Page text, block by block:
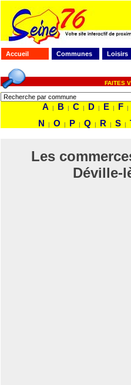
Accueil Communes Loisirs
FAITES
A | B | C | D | E | F |
N
| O | P | Q | R | S |
Les
Déville-